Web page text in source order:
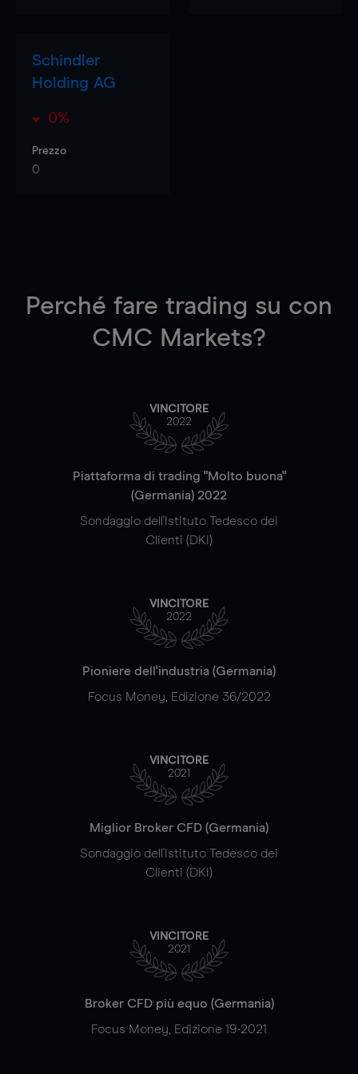
Schindler
Holding AG
0%
Prezzo
0
Perché fare trading su con
CMC Markets?
VINCITORE
2022
Piattaforma di trading "Molto buona"
(Germania) 2022
Sondaggio dell'Istituto Tedesco dei
Clienti (DKI)
VINCITORE
2022
Pioniere dell'industria (Germania)
Focus Money, Edizione 36/2022
VINCITORE
2021
Miglior Broker CFD (Germania)
Sondaggio dell'Istituto Tedesco dei
Clienti (DKI)
VINCITORE
2021
Broker CFD più equo (Germania)
Focus Money, Edizione 19-2021